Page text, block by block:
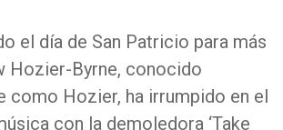
el día de San Patricio para más
Hozier-Byrne, conocido
como Hozier, ha irrumpido en el
con la demoledora ‘Take